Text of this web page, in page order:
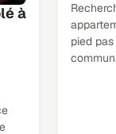
à
pied